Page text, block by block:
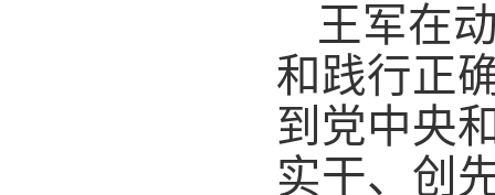
王军在
和践行正
到党中央
实干、创